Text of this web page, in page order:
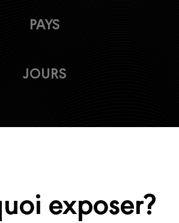
PAYS
JOURS
exposer?